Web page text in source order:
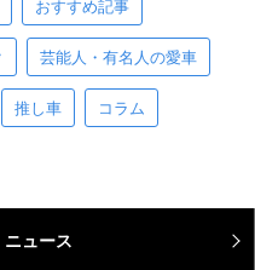
おすすめ記事
芸能人・有名人の愛車
推し車 コラム
ニュース